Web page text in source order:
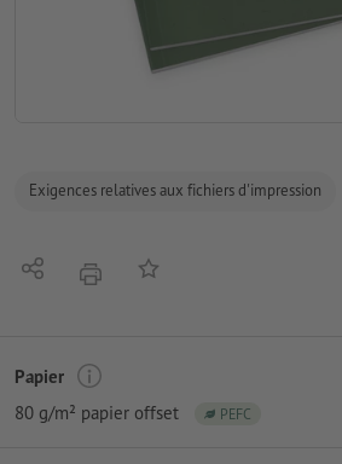
Exigences relatives aux fichiers d'impression
PartagerimprimerAjouter à liste d'article
Papier
80 g/m² papier offset
PEFC